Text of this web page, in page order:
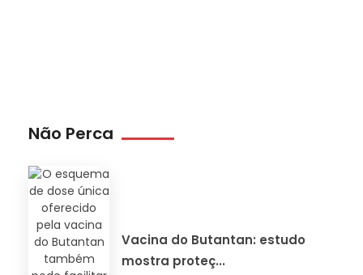
Não Perca
Vacina do Butantan: estudo
mostra proteç...